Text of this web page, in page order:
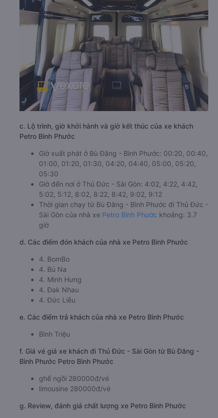
c. Lộ trình, giờ khởi hành và giờ kết thúc của xe khách
Petro Bình Phước
Giờ xuất phát ở Bù Đăng - Bình Phước: 00:20, 00:40,
01:00, 01:20, 01:30, 04:20, 04:40, 05:00, 05:20,
05:30
Giờ đến nơi ở Thủ Đức - Sài Gòn: 4:02, 4:22, 4:42,
5:02, 5:12, 8:02, 8:22, 8:42, 9:02, 9:12
Thời gian chạy từ Bù Đăng - Bình Phước đi Thủ Đức -
Sài Gòn của nhà xe Petro Bình Phước khoảng: 3.7
giờ
d. Các điểm đón khách của nhà xe Petro Bình Phước
4. BomBo
4. Bù Na
4. Minh Hưng
4. Đak Nhau
4. Đức Liễu
e. Các điểm trả khách của nhà xe Petro Bình Phước
Bình Triệu
f. Giá vé giá xe khách đi Thủ Đức - Sài Gòn từ Bù Đăng -
Bình Phước Petro Bình Phước
ghế ngồi 280000đ/vé
limousine 280000đ/vé
g. Review, đánh giá chất lượng xe Petro Bình Phước